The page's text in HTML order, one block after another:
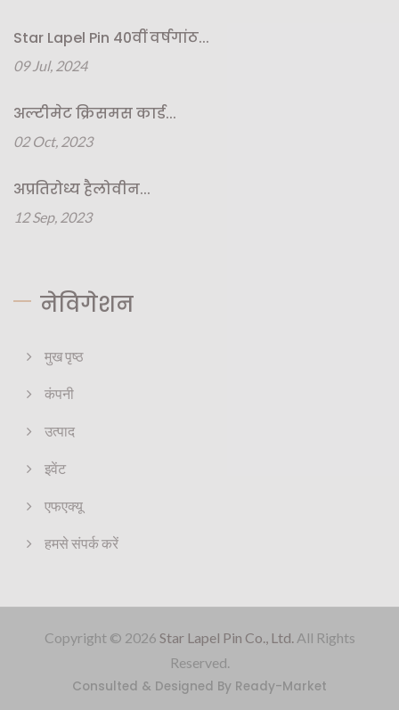
Star Lapel Pin 40वीं वर्षगांठ...
09 Jul, 2024
अल्टीमेट क्रिसमस कार्ड...
02 Oct, 2023
अप्रतिरोध्य हैलोवीन...
12 Sep, 2023
नेविगेशन
मुख पृष्ठ
कंपनी
उत्पाद
इवेंट
एफएक्यू
हमसे संपर्क करें
Copyright © 2026 Star Lapel Pin Co., Ltd.All Rights
Reserved.
Consulted & Designed By Ready-Market